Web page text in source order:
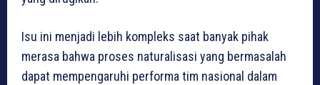
Isu ini menjadi lebih kompleks saat banyak pihak
merasa bahwa proses naturalisasi yang bermasalah
dapat mempengaruhi performa tim nasional dalam